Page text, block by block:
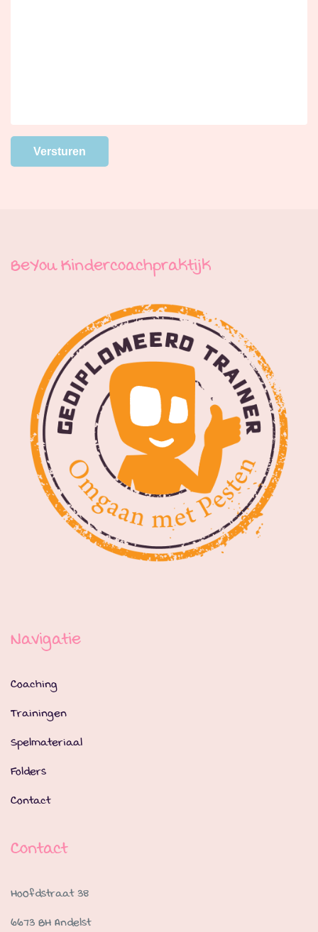
BeYou Kindercoachpraktijk
Navigatie
Coaching
Trainingen
Spelmateriaal
Folders
Contact
Contact
Hoofdstraat 38
6673 BH Andelst